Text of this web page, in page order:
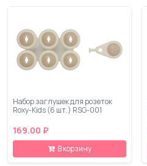
Набор заглушек для розеток
Roxy-Kids (6 шт.) RSG-001
169.00 ₽
В корзину